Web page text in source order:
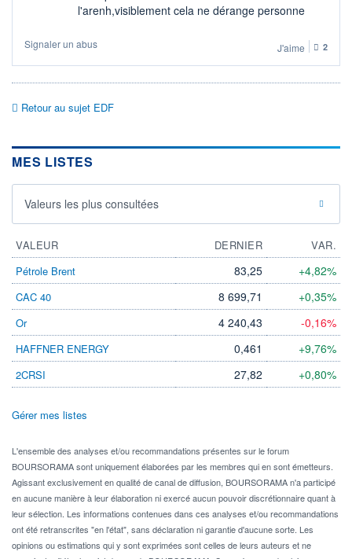
l'arenh,visiblement cela ne dérange personne
Signaler un abus J'aime 2
Retour au sujet EDF
MES LISTES
Valeurs les plus consultées
VALEUR DERNIER
VAR.
Pétrole Brent
83,25 +4,82%
CAC 40 8 699,71 +0,35%
Or 4 240,43 -0,16%
HAFFNER ENERGY 0,461 +9,76%
2CRSI 27,82 +0,80%
Gérer mes listes
L'ensemble des analyses et/ou recommandations présentes sur le forum
BOURSORAMA sont uniquement élaborées par les membres qui en sont émetteurs.
Agissant exclusivement en qualité de canal de diffusion, BOURSORAMA n'a participé
en aucune manière à leur élaboration ni exercé aucun pouvoir discrétionnaire quant à
leur sélection. Les informations contenues dans ces analyses et/ou recommandations
ont été retranscrites "en l'état", sans déclaration ni garantie d'aucune sorte. Les
opinions ou estimations qui y sont exprimées sont celles de leurs auteurs et ne